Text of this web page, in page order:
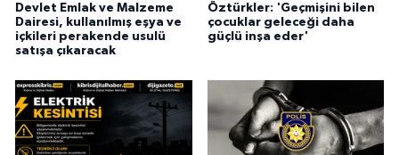
Devlet Emlak ve Malzeme
Dairesi, kullanılmış eşya ve
içkileri perakende usulü
satışa çıkaracak
Öztürkler: 'Geçmişini bilen
çocuklar geleceği daha
güçlü inşa eder'